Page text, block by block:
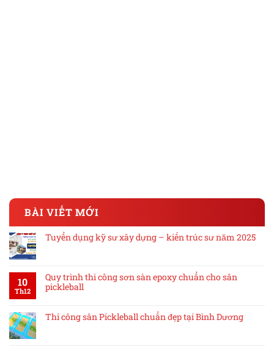
BÀI VIẾT MỚI
Tuyển dụng kỹ sư xây dựng – kiến trúc sư năm 2025
10
Th12
Quy trình thi công sơn sàn epoxy chuẩn cho sân
pickleball
Thi công sân Pickleball chuẩn đẹp tại Bình Dương